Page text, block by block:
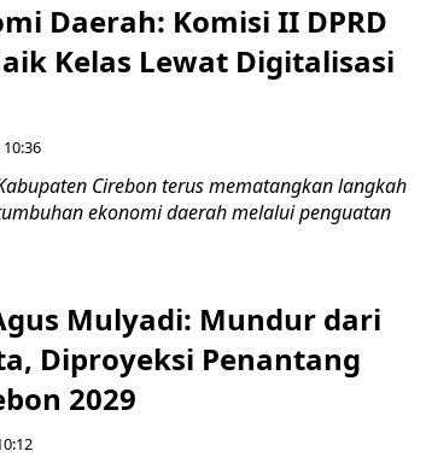
Daerah: Komisi II DPRD
Kelas Lewat Digitalisasi
Cirebon terus mematangkan langkah
ekonomi daerah melalui penguatan
Mulyadi: Mundur dari
Diproyeksi Penantang
2029